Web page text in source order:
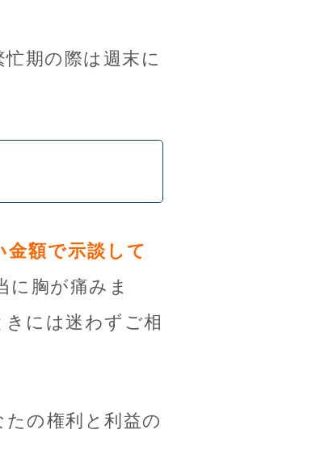
期の際は週末に
金額で示談して
に胸が痛みま
には迷わずご相
の権利と利益の